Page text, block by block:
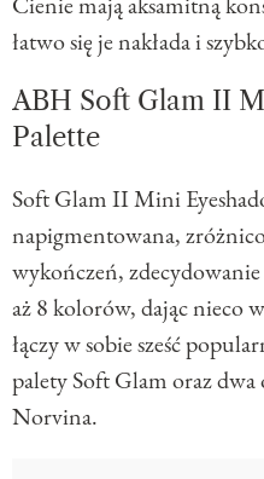
łatwo się je nakłada i
ABH Soft Glam II
Palette
Soft Glam II Mini
napigmentowana,
wykończeń,
aż 8 kolorów, dając nieco
łączy w sobie sześć
palety Soft Glam oraz dwa
Norvina.